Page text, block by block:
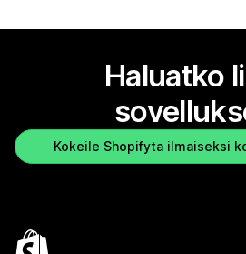
Haluatko
Kokeile Shopifyta ilmaiseksi